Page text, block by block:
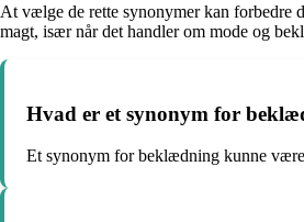
At vælge de rette synonymer kan forbedre
magt, især når det handler om mode og
Hvad er et synonym for
Et synonym for beklædning kunne